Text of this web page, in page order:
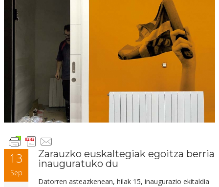
13
Sep
Zarauzko euskaltegiak egoitza berria
inauguratuko du
Datorren asteazkenean, hilak 15, inaugurazio ekitaldia